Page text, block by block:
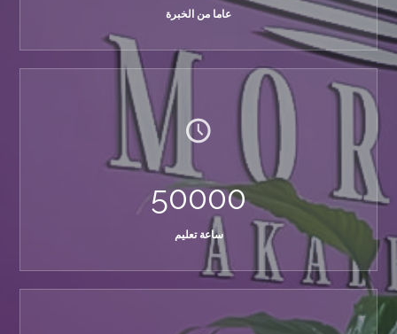
عاما من الخبرة
50000
ساعة تعليم